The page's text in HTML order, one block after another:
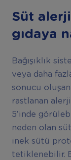
Süt
gıdaya
Bağışıklık
veya daha
sonucu
rastlanan
5’inde
neden olan
inek sütü
tetiklenebilir.